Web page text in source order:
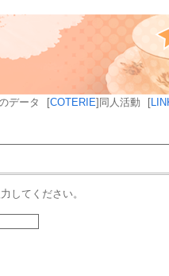
データ [COTERIE] 同人活動 [
してください。